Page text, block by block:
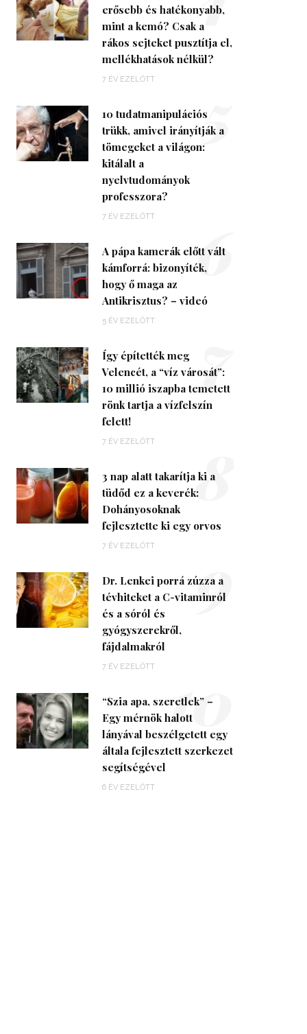
erősebb és hatékonyabb,
mint a kemó? Csak a
rákos sejteket pusztítja el,
mellékhatások nélkül?
7 ÉV EZELŐTT
10 tudatmanipulációs
trükk, amivel irányítják a
tömegeket a világon:
kitálalt a
nyelvtudományok
professzora?
7 ÉV EZELŐTT
5
A pápa kamerák előtt vált
kámforrá: bizonyíték,
hogy ő maga az
Antikrisztus? – videó
5 ÉV EZELŐTT
6
Így építették meg
Velencét, a “víz városát”:
10 millió iszapba temetett
rönk tartja a vízfelszín
felett!
7 ÉV EZELŐTT
7
3 nap alatt takarítja ki a
tüdőd ez a keverék:
Dohányosoknak
fejlesztette ki egy orvos
7 ÉV EZELŐTT
8
Dr. Lenkei porrá zúzza a
tévhiteket a C-vitaminról
és a sóról és
gyógyszerekről,
fájdalmakról
7 ÉV EZELŐTT
9
“Szia apa, szeretlek” –
Egy mérnök halott
lányával beszélgetett egy
általa fejlesztett szerkezet
segítségével
6 ÉV EZELŐTT
10